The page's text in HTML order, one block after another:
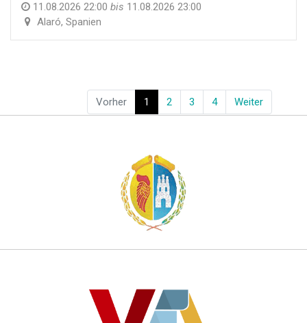
11.08.2026 22:00 bis 11.08.2026 23:00
Alaró,Spanien
Vorher 1 2 3 4 Weiter